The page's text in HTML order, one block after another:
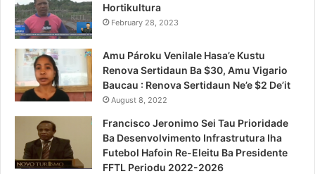
Hortikultura
February 28, 2023
Amu Pároku Venilale Hasa’e Kustu
Renova Sertidaun Ba $30, Amu Vigario
Baucau : Renova Sertidaun Ne’e $2 De’it
August 8, 2022
Francisco Jeronimo Sei Tau Prioridade
Ba Desenvolvimento Infrastrutura Iha
Futebol Hafoin Re-Eleitu Ba Presidente
FFTL Periodu 2022-2026